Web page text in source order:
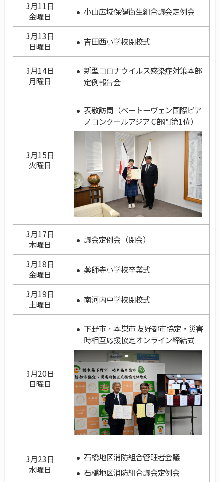
3月11日
金曜日
小山広域保健衛生組合議会定例会
3月13日
日曜日
吉田西小学校閉校式
3月14日
月曜日
新型コロナウイルス感染症対策本部
定例報告会
3月15日
火曜日
表敬訪問（ベートーヴェン国際ピア
ノコンクールアジア C部門第1位）
3月17日
木曜日
議会定例会（閉会）
3月18日
金曜日
薬師寺小学校卒業式
3月19日
土曜日
南河内中学校閉校式
3月20日
日曜日
下野市・本巣市 友好都市協定・災害
時相互応援協定オンライン締結式
3月23日
水曜日
石橋地区消防組合管理者会議
石橋地区消防組合議会定例会